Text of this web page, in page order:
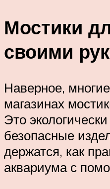
Мостики
своими
Наверное,
магазинах
Это
безопасные
держатся, как
аквариума с